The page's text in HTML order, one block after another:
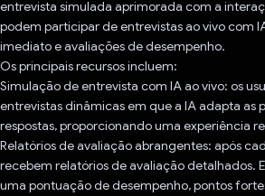
entrevista simulada aprimorada com a
podem participar de entrevistas ao vivo com
imediato e avaliações de desempenho.
Os principais recursos incluem:
Simulação de entrevista com IA ao vivo: os
entrevistas dinâmicas em que a IA adapta as
respostas, proporcionando uma experiência
Relatórios de avaliação abrangentes: após
recebem relatórios de avaliação detalhados.
uma pontuação de desempenho, pontos